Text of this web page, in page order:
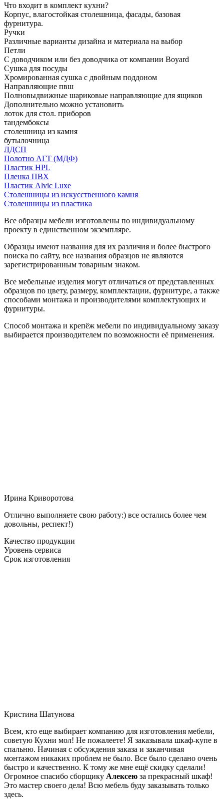
Что входит в комплект кухни?
Корпус, влагостойкая столешница, фасады, базовая
фурнитура.
Ручки
Различные варианты дизайна и материала на выбор
Петли
С доводчиком или без доводчика от компании Boyard
Сушка для посуды
Хромированная сушка с двойным поддоном
Направляющие пвш
Полновыдвижные шариковые направляющие для ящиков
Дополнительно можно установить
лоток для стол. приборов
тандембоксы
столешница из камня
бутылочница
ЛДСП
Полотно АГТ (МДФ)
Пластик HPL
Пленка ПВХ
Пластик Alvic Luxe
Столешницы из искусственного камня
Столешницы из пластика
Все образцы мебели изготовлены по индивидуальному
проекту в единственном экземпляре.
Образцы имеют названия для их различия и более быстрого
поиска по сайту, все названия образцов не являются
зарегистрированным товарным знаком.
Все мебельные изделия могут отличаться от представленных
образцов по цвету, размеру, комплектации, фурнитуре, а также
способами монтажа и производителями комплектующих и
фурнитуры.
Способ монтажа и крепёж мебели по индивидуальному заказу
выбирается производителем по возможности её применения.
Ирина Криворотова
Отлично выполняете свою работу:) все остались более чем
довольны, респект!)
Качество продукции
Уровень сервиса
Срок изготовления
Кристина Шатунова
Всем, кто еще выбирает компанию для изготовления мебели,
советую Кухни мол! Не пожалеете! Я заказывала шкаф-купе в
спальню. Начиная с обсуждения заказа и заканчивая
монтажом никаких проблем не было. Все было сделано очень
быстро и качественно. К тому же мне ещё скидку сделали!
Огромное спасибо сборщику Алексею за прекрасный шкаф!
Это мастер своего дела! Всю мебель буду заказывать только
здесь.